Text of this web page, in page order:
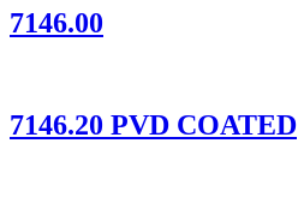
7146.00
7146.20 PVD COATED